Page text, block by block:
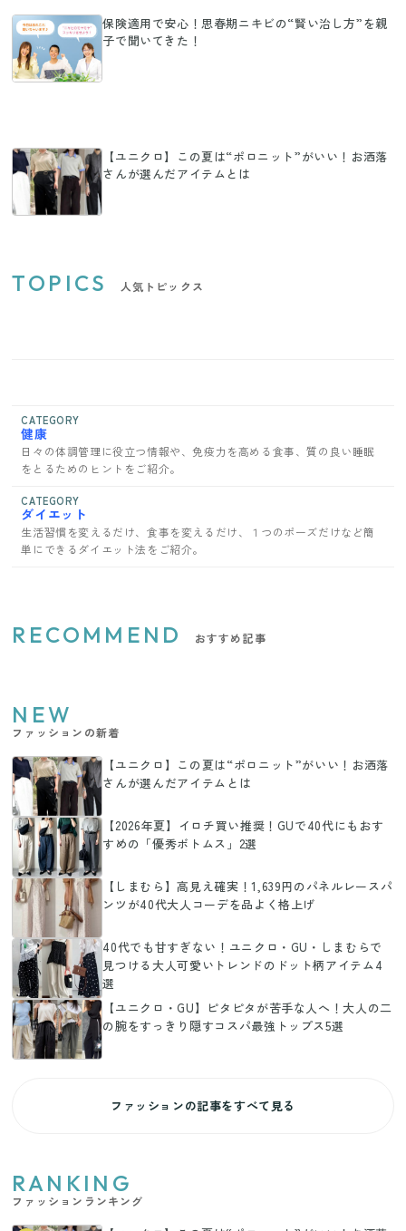
保険適用で安心！思春期ニキビの“賢い治し方”を親
子で聞いてきた！
【ユニクロ】この夏は“ポロニット”がいい！お洒落
さんが選んだアイテムとは
TOPICS 人気トピックス
CATEGORY
健康
日々の体調管理に役立つ情報や、免疫力を高める食事、質の良い睡眠
をとるためのヒントをご紹介。
CATEGORY
ダイエット
生活習慣を変えるだけ、食事を変えるだけ、１つのポーズだけなど簡
単にできるダイエット法をご紹介。
RECOMMEND おすすめ記事
NEW
ファッションの新着
【ユニクロ】この夏は“ポロニット”がいい！お洒落
さんが選んだアイテムとは
【2026年夏】イロチ買い推奨！GUで40代にもおす
すめの「優秀ボトムス」2選
【しまむら】高見え確実！1,639円のパネルレースパ
ンツが40代大人コーデを品よく格上げ
40代でも甘すぎない！ユニクロ・GU・しまむらで
見つける大人可愛いトレンドのドット柄アイテム4
選
【ユニクロ・GU】ピタピタが苦手な人へ！大人の二
の腕をすっきり隠すコスパ最強トップス5選
ファッションの記事をすべて見る
RANKING
ファッションランキング